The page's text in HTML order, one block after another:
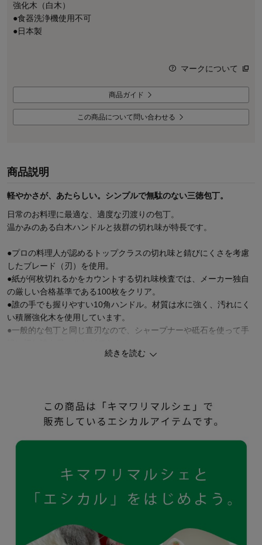
強化木（白木）
●食器洗浄機使用不可
●日本製
マークについて
商品ガイド
この商品について問い合わせる
商品説明
軽やかさが、あたらしい。シンプルで無駄のない三徳包丁。
日常のお料理に最適な、適度な刃渡りの包丁。
温かみのある白木ハンドルと抜群の切れ味が特長です。
●プロの料理人が認めるトップクラスの切れ味と錆びにくさを考慮
したブレード（刃）を使用。
●紙が何枚切れるかをカウントする切れ味検査では、メーカー独自
の厳しい合格基準である100枚をクリア。
●誰の手でも握りやすい10角ハンドル。材質は水に強く、汚れにく
い積層強化木を使用しています。
●一般的な包丁と同じ直刃なので、シャープナーや砥石を使って手
●メンテナンスを行えば「一生モノ」としてお使いいただけます。
手仕事ならではの仕上がりをお楽しみください。
※自然素材を使用しているため色合いや模様などが微妙に異なりま
創業1932年の刃物メーカー「ヤクセル」の熟練の職人が包丁の刃を
毎日繰り返し使うものだからこそ、機能性はもちろんのこと、日本
長く使い続けていただくために、包丁職人による研ぎ直しなどの有
料メンテナンスサービスも行っています。
続きを読む